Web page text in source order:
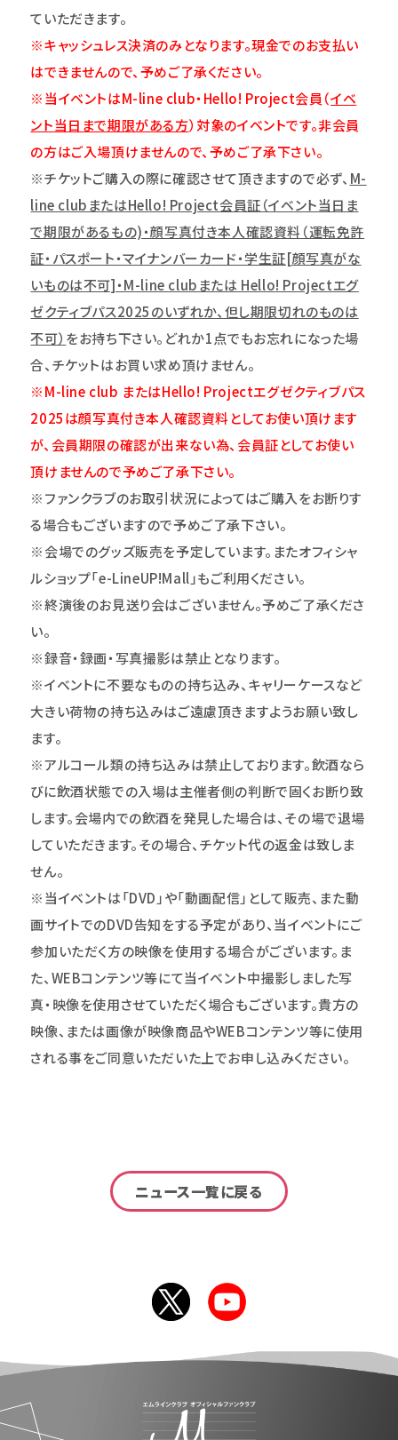
ていただきます。
※キャッシュレス決済のみとなります。現金でのお支払い
はできませんので、予めご了承ください。
※当イベントはM-line club・Hello! Project会員（イベ
ント当日まで期限がある方）対象のイベントです。非会員
の方はご入場頂けませんので、予めご了承下さい。
※チケットご購入の際に確認させて頂きますので必ず、 M-
line clubまたはHello! Project会員証（イベント当日ま
で期限があるもの)・顔写真付き本人確認資料（運転免許
証・パスポート・マイナンバーカード・学生証[顔写真がな
いものは不可]・M-line clubまたは Hello! Projectエグ
ゼクティブパス2025のいずれか、但し期限切れのものは
不可） をお持ち下さい。どれか1点でもお忘れになった場
合、チケットはお買い求め頂けません。
※M-line club またはHello! Projectエグゼクティブパス
2025は顔写真付き本人確認資料としてお使い頂けます
が、会員期限の確認が出来ない為、会員証としてお使い
頂けませんので予めご了承下さい。
※ファンクラブのお取引状況によってはご購入をお断りす
る場合もございますので予めご了承下さい。
※会場でのグッズ販売を予定しています。またオフィシャ
ルショップ「e-LineUP!Mall」もご利用ください。
※終演後のお見送り会はございません。予めご了承くださ
い。
※録音・録画・写真撮影は禁止となります。
※イベントに不要なものの持ち込み、キャリーケースなど
大きい荷物の持ち込みはご遠慮頂きますようお願い致し
ます。
※アルコール類の持ち込みは禁止しております。飲酒なら
びに飲酒状態での入場は主催者側の判断で固くお断り致
します。会場内での飲酒を発見した場合は、その場で退場
していただきます。その場合、チケット代の返金は致しま
せん。
※当イベントは「DVD」や「動画配信」として販売、また動
画サイトでのDVD告知をする予定があり、当イベントにご
参加いただく方の映像を使用する場合がございます。ま
た、WEBコンテンツ等にて当イベント中撮影しました写
真・映像を使用させていただく場合もございます。貴方の
映像、または画像が映像商品やWEBコンテンツ等に使用
される事をご同意いただいた上でお申し込みください。
ニュース一覧に戻る